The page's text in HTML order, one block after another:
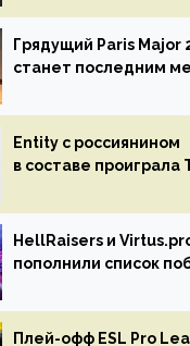
Грядущий Paris Major
станет последним
Entity с россиянином
в составе проиграла
HellRaisers и
пополнили список
Плей-офф ESL Pro